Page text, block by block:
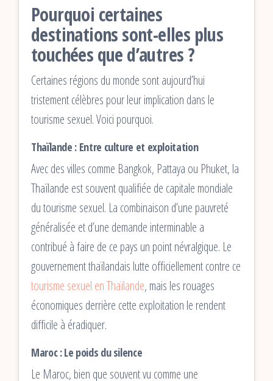
Pourquoi certaines
destinations sont-elles plus
touchées que d’autres ?
Certaines régions du monde sont aujourd’hui
tristement célèbres pour leur implication dans le
tourisme sexuel. Voici pourquoi.
Thaïlande : Entre culture et exploitation
Avec des villes comme Bangkok, Pattaya ou Phuket, la
Thaïlande est souvent qualifiée de capitale mondiale
du tourisme sexuel. La combinaison d’une pauvreté
généralisée et d’une demande interminable a
contribué à faire de ce pays un point névralgique. Le
gouvernement thaïlandais lutte officiellement contre ce
tourisme sexuel en Thaïlande, mais les rouages
économiques derrière cette exploitation le rendent
difficile à éradiquer.
Maroc : Le poids du silence
Le Maroc, bien que souvent vu comme une